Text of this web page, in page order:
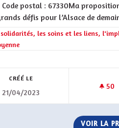
Code postal : 67330Ma
défis pour l’Alsace de
les résultats de la catégorie : Les
solidarités, les soins et les liens,
CRÉÉ LE
21/04/2023
50
VOIR LA